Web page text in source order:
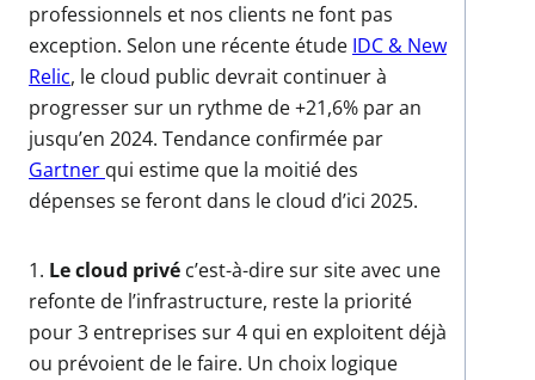
professionnels et nos clients ne font pas
exception. Selon une récente étude IDC & New
Relic, le cloud public devrait continuer à
progresser sur un rythme de +21,6% par an
jusqu’en 2024. Tendance confirmée par
Gartner qui estime que la moitié des
dépenses se feront dans le cloud d’ici 2025.
1. Le cloud privé c’est-à-dire sur site avec une
refonte de l’infrastructure, reste la priorité
pour 3 entreprises sur 4 qui en exploitent déjà
ou prévoient de le faire. Un choix logique